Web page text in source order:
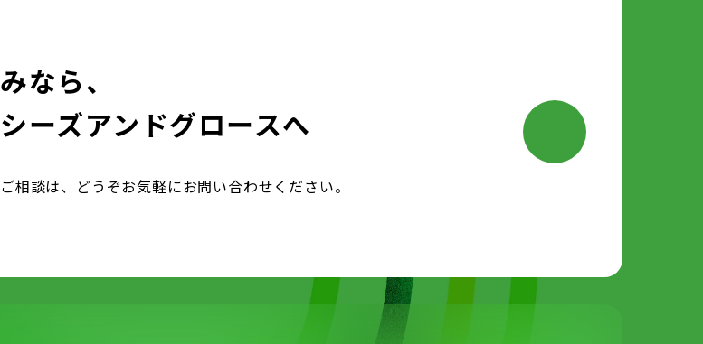
なら、
シーズアンドグロースへ
相談は、どうぞお気軽にお問い合わせください。